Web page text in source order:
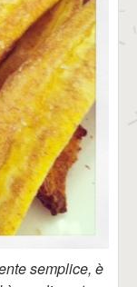
semplice, è